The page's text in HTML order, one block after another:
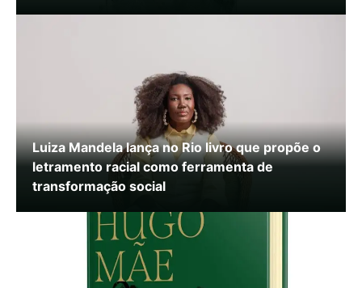
Luiza Mandela lança no Rio livro que propõe o
letramento racial como ferramenta de
transformação social